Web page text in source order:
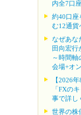
内全7口
約40口座
む12通貨
なぜあな
田向宏行
～時間軸
会場+オ
【2026
「FXの
事で詳し
世界の株